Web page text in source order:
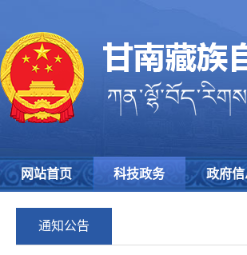
网站首页 科技政务 政府
通知公告